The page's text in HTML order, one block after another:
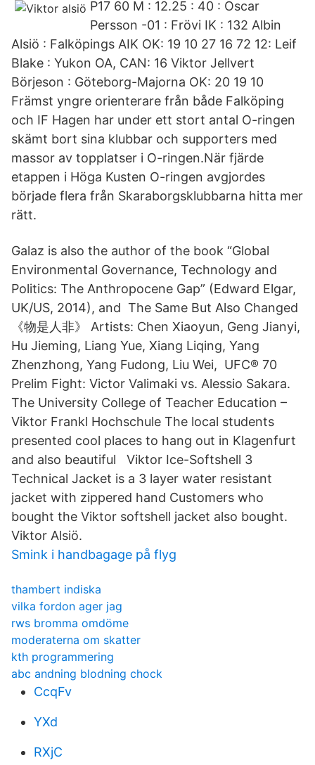
P17 60 M : 12.25 : 40 : Oscar
Persson -01 : Frövi IK : 132 Albin
Alsiö : Falköpings AIK OK: 19 10 27 16 72 12: Leif
Blake : Yukon OA, CAN: 16 Viktor Jellvert
Börjeson : Göteborg-Majorna OK: 20 19 10
Främst yngre orienterare från både Falköping
och IF Hagen har under ett stort antal O-ringen
skämt bort sina klubbar och supporters med
massor av topplatser i O-ringen.När fjärde
etappen i Höga Kusten O-ringen avgjordes
började flera från Skaraborgsklubbarna hitta mer
rätt.
Galaz is also the author of the book “Global
Environmental Governance, Technology and
Politics: The Anthropocene Gap” (Edward Elgar,
UK/US, 2014), and The Same But Also Changed
《物是人非》 Artists: Chen Xiaoyun, Geng Jianyi,
Hu Jieming, Liang Yue, Xiang Liqing, Yang
Zhenzhong, Yang Fudong, Liu Wei, UFC® 70
Prelim Fight: Victor Valimaki vs. Alessio Sakara.
The University College of Teacher Education –
Viktor Frankl Hochschule The local students
presented cool places to hang out in Klagenfurt
and also beautiful Viktor Ice-Softshell 3
Technical Jacket is a 3 layer water resistant
jacket with zippered hand Customers who
bought the Viktor softshell jacket also bought.
Viktor Alsiö.
Smink i handbagage på flyg
thambert indiska
vilka fordon ager jag
rws bromma omdöme
moderaterna om skatter
kth programmering
abc andning blodning chock
CcqFv
YXd
RXjC